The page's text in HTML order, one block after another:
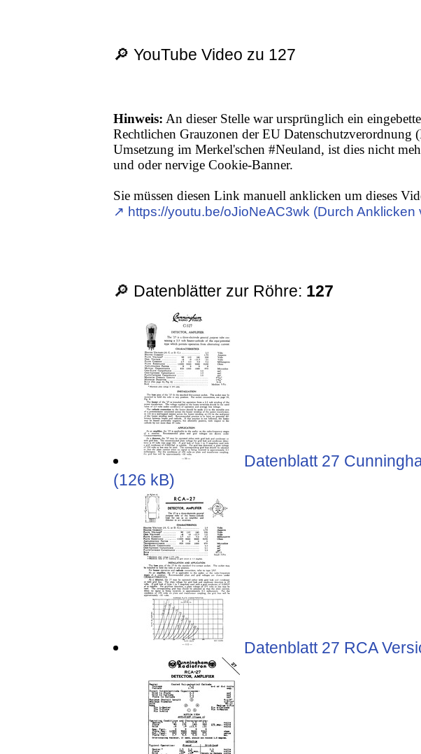
🔎 YouTube Video zu 127
Hinweis: An dieser Stelle war ursprünglich ein
Rechtlichen Grauzonen der EU Datenschutzverordnung
Umsetzung im Merkel'schen #Neuland, ist dies nicht
und oder nervige Cookie-Banner.
Sie müssen diesen Link manuell anklicken um dieses
↗︎ https://youtu.be/oJioNeAC3wk (Durch
🔎 Datenblätter zur Röhre: 127
Datenblatt 27
(126 kB)
Datenblatt 27 RCA